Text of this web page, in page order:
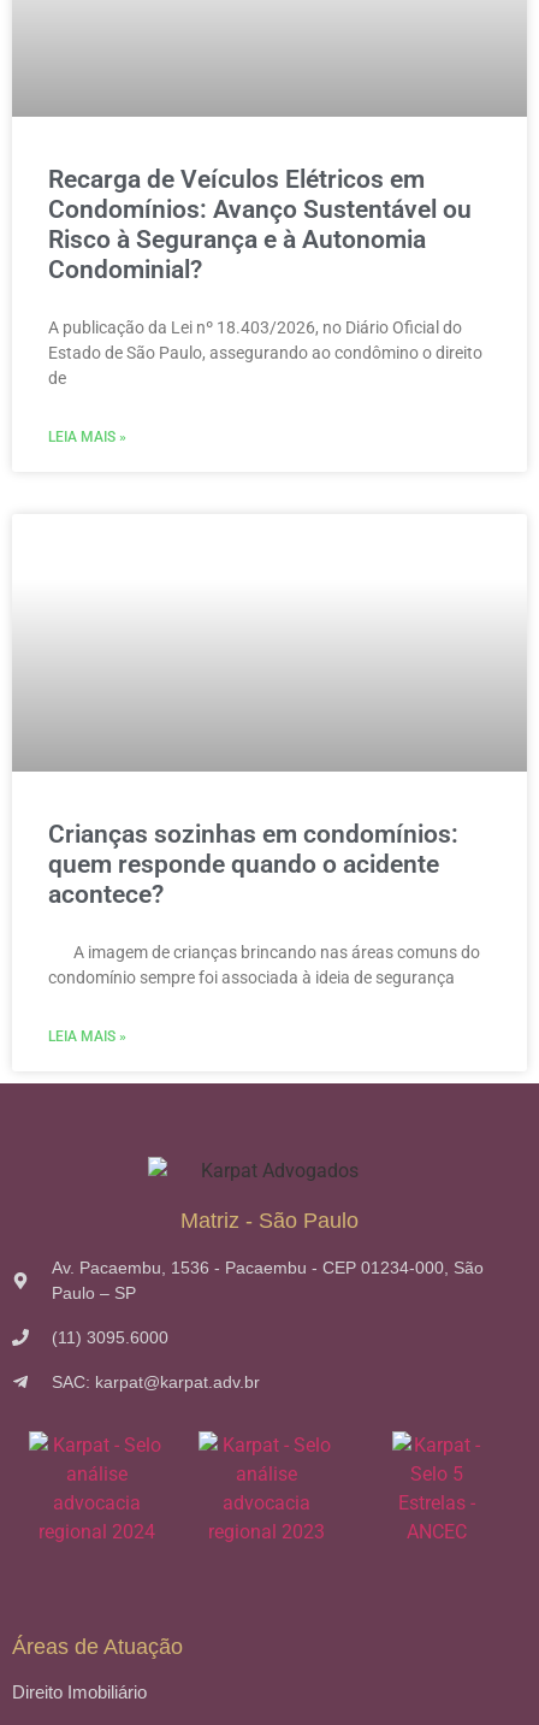
Recarga de Veículos Elétricos em
Condomínios: Avanço Sustentável ou
Risco à Segurança e à Autonomia
Condominial?
A publicação da Lei nº 18.403/2026, no Diário Oficial do
Estado de São Paulo, assegurando ao condômino o direito
de
LEIA MAIS »
Crianças sozinhas em condomínios:
quem responde quando o acidente
acontece?
A imagem de crianças brincando nas áreas comuns do
condomínio sempre foi associada à ideia de segurança
LEIA MAIS »
Matriz - São Paulo
Av. Pacaembu, 1536 - Pacaembu - CEP 01234-000, São
Paulo – SP
(11) 3095.6000
SAC: karpat@karpat.adv.br
Áreas de Atuação
Direito Imobiliário